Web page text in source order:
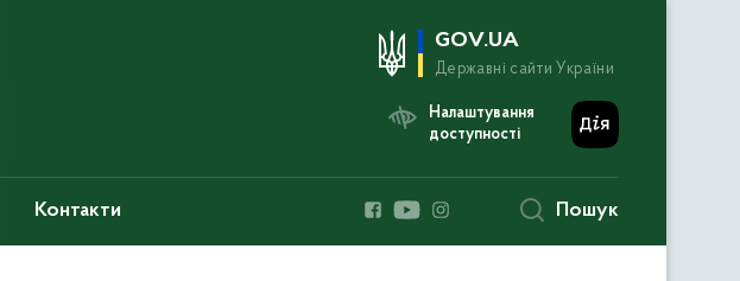
GOV.UA
Державні сайти України
Налаштування
доступності
Контакти Пошук